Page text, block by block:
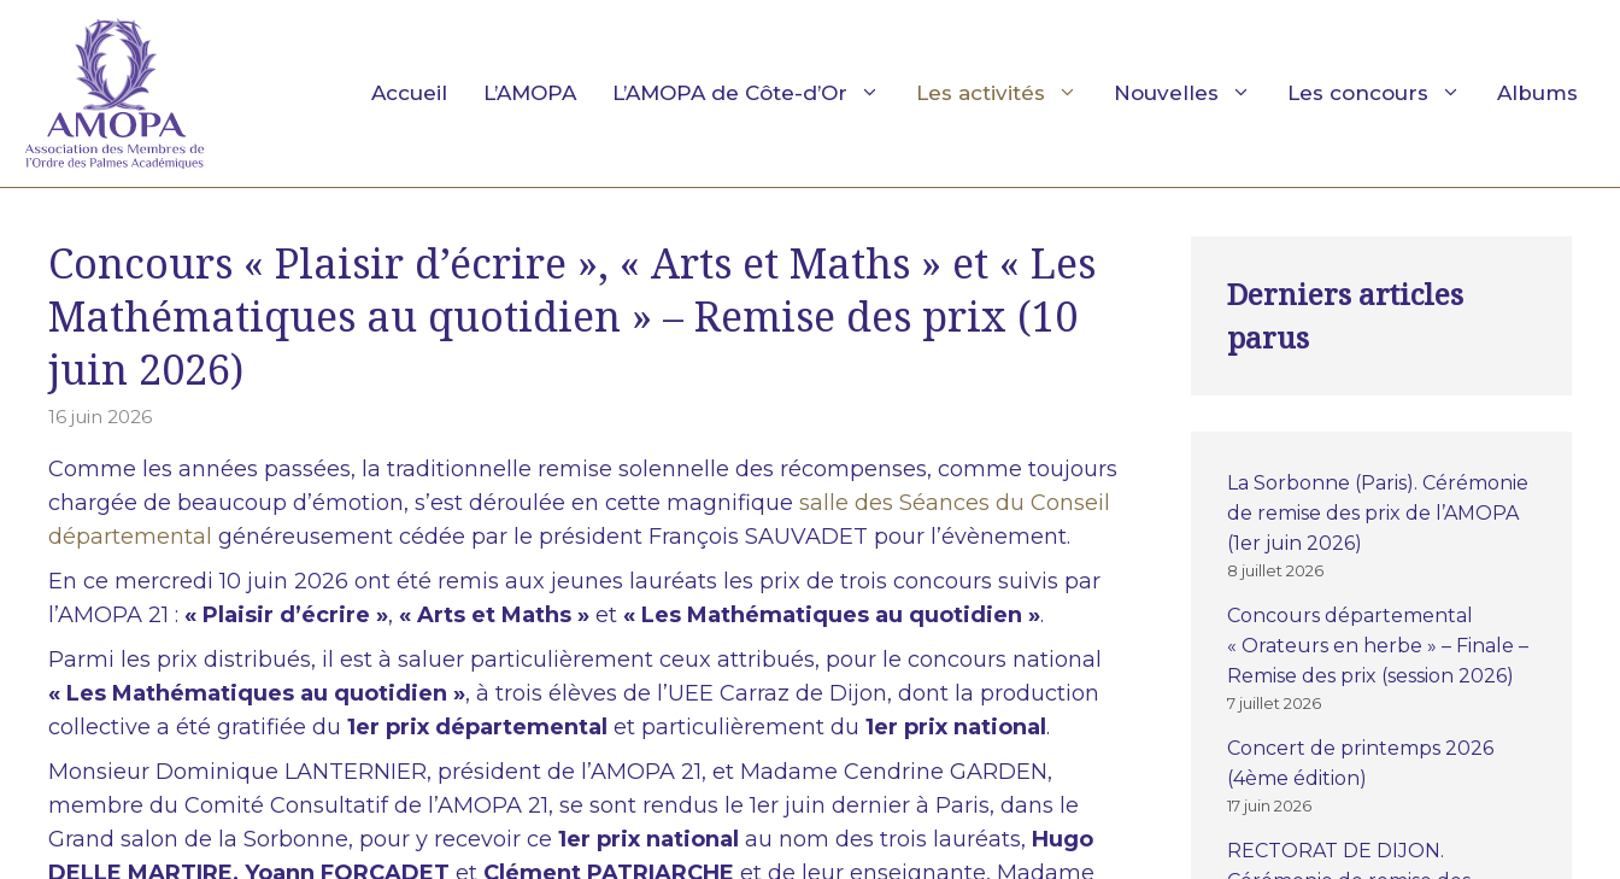
contenu
Accueil L’AMOPA L’AMOPA de Côte-d’Or Les activités Nouvelles Les concours Albums
Concours « Plaisir d’écrire », « Arts et Maths » et « Les
Mathématiques au quotidien » – Remise des prix (10
juin 2026)
16 juin 2026
Comme les années passées, la traditionnelle remise solennelle des récompenses, comme toujours
chargée de beaucoup d’émotion, s’est déroulée en cette magnifique salle des Séances du Conseil
départemental généreusement cédée par le président François SAUVADET pour l’évènement.
En ce mercredi 10 juin 2026 ont été remis aux jeunes lauréats les prix de trois concours suivis par
l’AMOPA 21 : « Plaisir d’écrire », « Arts et Maths » et « Les Mathématiques au quotidien ».
Parmi les prix distribués, il est à saluer particulièrement ceux attribués, pour le concours national
« Les Mathématiques au quotidien », à trois élèves de l’UEE Carraz de Dijon, dont la production
collective a été gratifiée du 1er prix départemental et particulièrement du 1er prix national .
Monsieur Dominique LANTERNIER, président de l’AMOPA 21, et Madame Cendrine GARDEN,
membre du Comité Consultatif de l’AMOPA 21, se sont rendus le 1er juin dernier à Paris, dans le
Grand salon de la Sorbonne, pour y recevoir ce 1er prix national au nom des trois lauréats, Hugo
DELLE MARTIRE, Yoann FORCADET et Clément PATRIARCHE et de leur enseignante, Madame
Derniers articles
parus
La Sorbonne (Paris). Cérémonie
de remise des prix de l’AMOPA
(1er juin 2026)
8 juillet 2026
Concours départemental
« Orateurs en herbe » – Finale –
Remise des prix (session 2026)
7 juillet 2026
Concert de printemps 2026
(4ème édition)
17 juin 2026
RECTORAT DE DIJON.